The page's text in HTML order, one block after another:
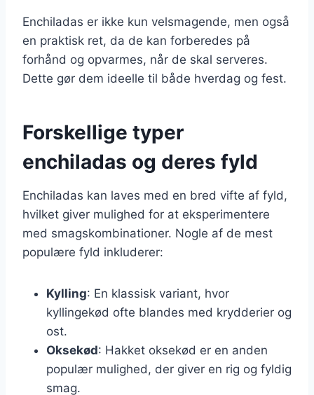
Enchiladas er ikke kun velsmagende, men også
en praktisk ret, da de kan forberedes på
forhånd og opvarmes, når de skal serveres.
Dette gør dem ideelle til både hverdag og fest.
Forskellige typer
enchiladas og deres fyld
Enchiladas kan laves med en bred vifte af fyld,
hvilket giver mulighed for at eksperimentere
med smagskombinationer. Nogle af de mest
populære fyld inkluderer:
Kylling: En klassisk variant, hvor
kyllingekød ofte blandes med krydderier og
ost.
Oksekød: Hakket oksekød er en anden
populær mulighed, der giver en rig og fyldig
smag.